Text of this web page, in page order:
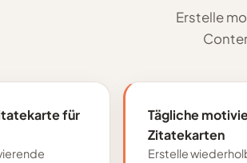
Erstelle
für
Tägliche
Zitatekarten
Erstelle